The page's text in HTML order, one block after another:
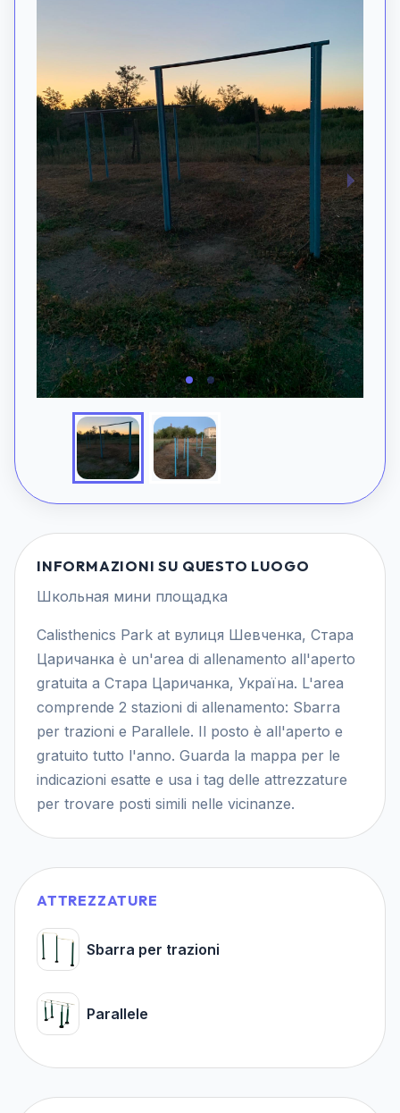
INFORMAZIONI SU QUESTO LUOGO
Школьная мини площадка
Calisthenics Park at вулиця Шевченка, Стара
Царичанка è un'area di allenamento all'aperto
gratuita a Стара Царичанка, Україна. L'area
comprende 2 stazioni di allenamento: Sbarra
per trazioni e Parallele. Il posto è all'aperto e
gratuito tutto l'anno. Guarda la mappa per le
indicazioni esatte e usa i tag delle attrezzature
per trovare posti simili nelle vicinanze.
ATTREZZATURE
Sbarra per trazioni
Parallele